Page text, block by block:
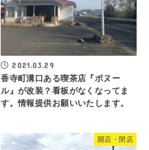
2021.03.29
香寺町溝口ある喫茶店『ボヌー
ル』が改装？看板がなくなってま
す。情報提供お願いいたします。
開店・閉店